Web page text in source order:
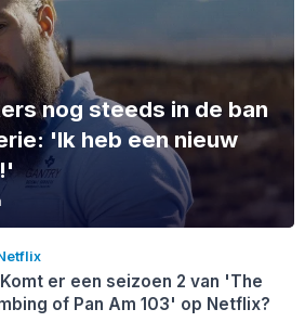
nog steeds in de ban
'Ik heb een nieuw
Komt er een seizoen 2 van 'The
of Pan Am 103' op Netflix?